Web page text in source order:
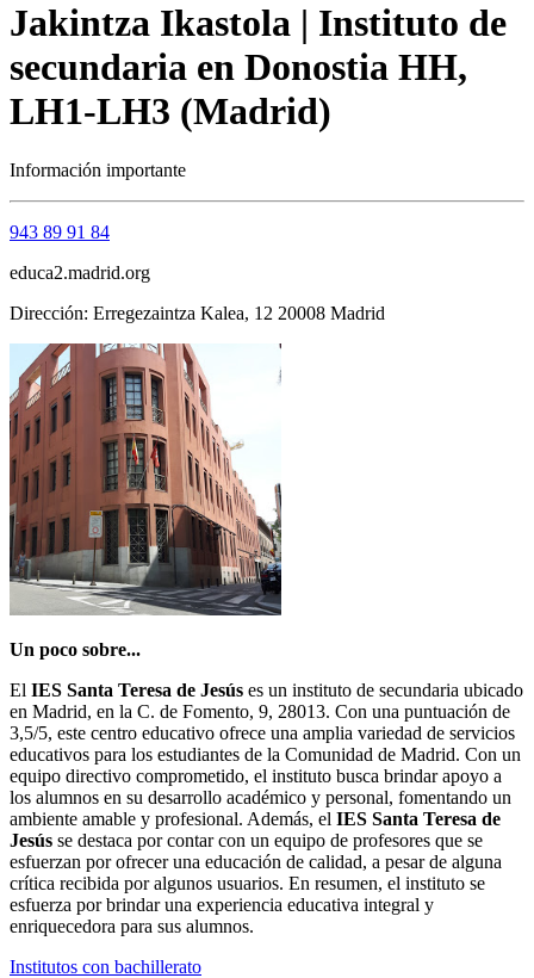
Jakintza Ikastola | Instituto de
secundaria en Donostia HH,
LH1-LH3 (Madrid)
Información importante
943 89 91 84
educa2.madrid.org
Dirección: Erregezaintza Kalea, 12 20008 Madrid
Un poco sobre...
El IES Santa Teresa de Jesús es un instituto de secundaria ubicado
en Madrid, en la C. de Fomento, 9, 28013. Con una puntuación de
3,5/5, este centro educativo ofrece una amplia variedad de servicios
educativos para los estudiantes de la Comunidad de Madrid. Con un
equipo directivo comprometido, el instituto busca brindar apoyo a
los alumnos en su desarrollo académico y personal, fomentando un
ambiente amable y profesional. Además, el IES Santa Teresa de
Jesús se destaca por contar con un equipo de profesores que se
esfuerzan por ofrecer una educación de calidad, a pesar de alguna
crítica recibida por algunos usuarios. En resumen, el instituto se
esfuerza por brindar una experiencia educativa integral y
enriquecedora para sus alumnos.
Institutos con bachillerato